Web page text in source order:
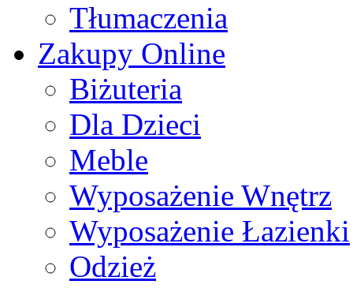
Tłumaczenia
Zakupy Online
Biżuteria
Dla Dzieci
Meble
Wyposażenie Wnętrz
Wyposażenie Łazienki
Odzież